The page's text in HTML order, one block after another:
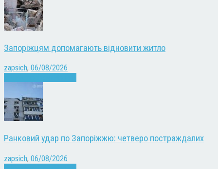
Запоріжцям допомагають відновити житло
zapsich, 06/08/2026
Ранковий удар по Запоріжжю: четверо постраждалих
zapsich, 06/08/2026